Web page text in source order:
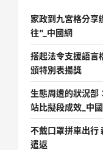
家政到九宮格分享
往”_中國網
搭起法令支援語言
頒特別表揚獎
生態周遭的狀況部
站比擬段成效_中
不戴口罩拼車出行
遣返